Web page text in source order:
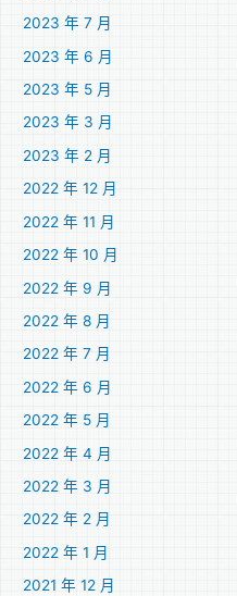
2023 年 7 月
2023 年 6 月
2023 年 5 月
2023 年 3 月
2023 年 2 月
2022 年 12 月
2022 年 11 月
2022 年 10 月
2022 年 9 月
2022 年 8 月
2022 年 7 月
2022 年 6 月
2022 年 5 月
2022 年 4 月
2022 年 3 月
2022 年 2 月
2022 年 1 月
2021 年 12 月